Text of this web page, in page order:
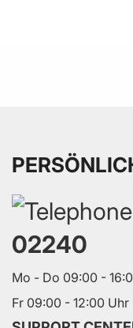
02240
Mo - Do 09:00 -
Fr 09:00 - 12:00 Uhr